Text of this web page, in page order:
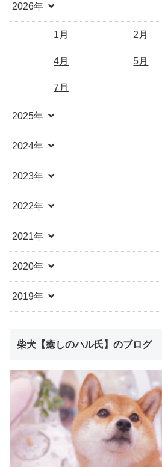
2026年
1月 2月
4月 5月
7月
2025年
2024年
2023年
2022年
2021年
2020年
2019年
柴犬【癒しのハル氏】のブログ